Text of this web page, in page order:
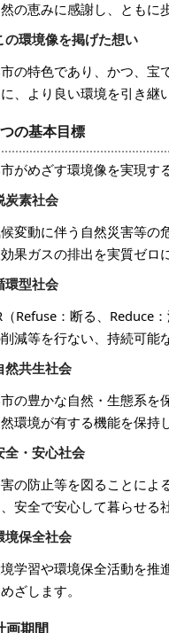
の恵みに感謝し、とも
の環境像を掲げた想い
の特色であり、かつ、宝
、より良い環境を引き継
の基本目標
がめざす環境像を実現す
炭素社会
変動に伴う自然災害等の
果ガスの排出を実質ゼロ
環型社会
（Refuse：断る、Reduce
減等を行ない、持続可能
然共生社会
の豊かな自然・生態系を
環境が有する機能を保持
全・安心社会
の防止等を図ることによ
安全で安心して暮らせる
境保全社会
学習や環境保全活動を推
ざします。
画期間